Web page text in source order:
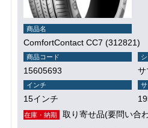
商品名
ComfortContact CC7 (312821)
商品コード
15605693 サ
インチ
15インチ
在庫・納期 取り寄せ品(要問い合